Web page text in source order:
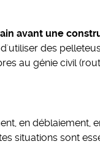
avant une
des
au génie civil
en déblaiement,
situations sont